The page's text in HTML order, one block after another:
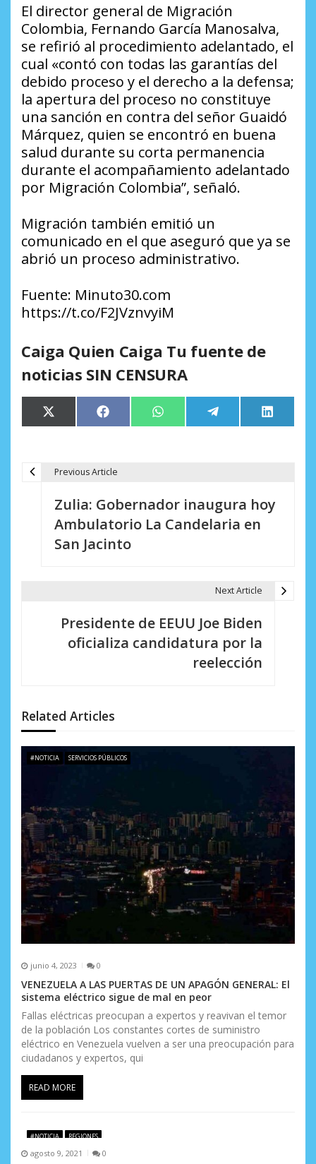
El director general de Migración
Colombia, Fernando García Manosalva,
se refirió al procedimiento adelantado, el
cual «contó con todas las garantías del
debido proceso y el derecho a la defensa;
la apertura del proceso no constituye
una sanción en contra del señor Guaidó
Márquez, quien se encontró en buena
salud durante su corta permanencia
durante el acompañamiento adelantado
por Migración Colombia”, señaló.
Migración también emitió un
comunicado en el que aseguró que ya se
abrió un proceso administrativo.
Fuente: Minuto30.com
https://t.co/F2JVznvyiM
Caiga Quien Caiga Tu fuente de
noticias SIN CENSURA
Compartir
en
X
(Twitter)
Compartir
en
Facebook Compartir
en
WhatsApp Compartir
en
Telegram
en
LinkedIn
n
d
e
n
t
r
a
d
a
s
Previous Article
Zulia: Gobernador inaugura hoy
Ambulatorio La Candelaria en
San Jacinto
Next Article
Presidente de EEUU Joe Biden
oficializa candidatura por la
reelección
Related Articles
#NOTICIA SERVICIOS PÚBLICOS
junio 4, 2023 0
VENEZUELA A LAS PUERTAS DE UN APAGÓN GENERAL: El
sistema eléctrico sigue de mal en peor
Fallas eléctricas preocupan a expertos y reavivan el temor
de la población Los constantes cortes de suministro
eléctrico en Venezuela vuelven a ser una preocupación para
ciudadanos y expertos, qui
READ MORE
#NOTICIA REGIONES
agosto 9, 2021 0